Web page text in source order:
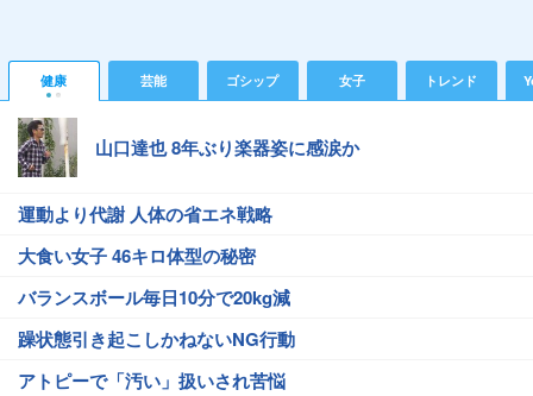
健康 芸能 ゴシップ 女子 トレンド
山口達也 8年ぶり楽器姿に感涙か
運動より代謝 人体の省エネ戦略
大食い女子 46キロ体型の秘密
バランスボール毎日10分で20kg減
躁状態引き起こしかねないNG行動
アトピーで「汚い」扱いされ苦悩